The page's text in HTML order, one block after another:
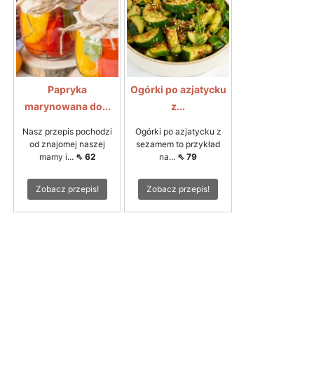
Papryka
marynowana do...
Nasz przepis pochodzi
od znajomej naszej
mamy i... ⇖ 62
Zobacz przepis!
Ogórki po azjatycku
z...
Ogórki po azjatycku z
sezamem to przykład
na... ⇖ 79
Zobacz przepis!